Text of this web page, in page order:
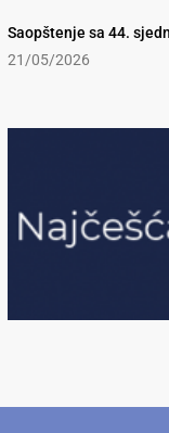
Saopštenje sa 44.
21/05/2026